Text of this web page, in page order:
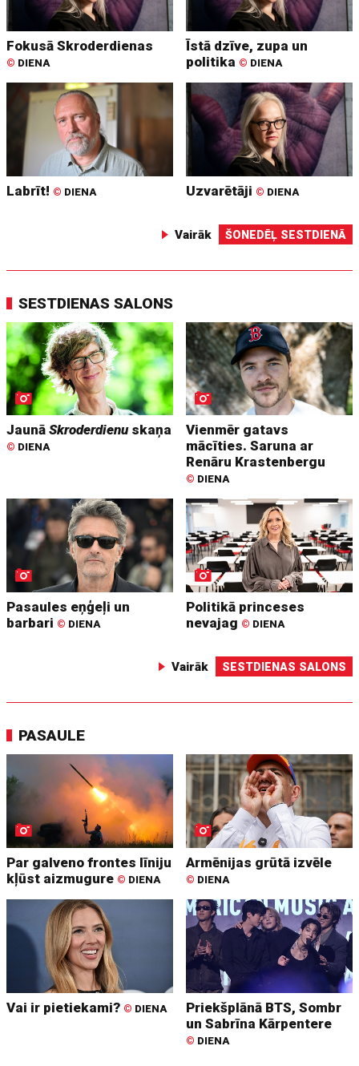
Fokusā Skroderdienas
© DIENA
Īstā dzīve, zupa un
politika © DIENA
Labrīt! © DIENA Uzvarētāji © DIENA
Vairāk ŠONEDĒĻ SESTDIENĀ
SESTDIENAS SALONS
JaunāSkroderdienuskaņa
© DIENA
Vienmēr gatavs
mācīties. Saruna ar
Renāru Krastenbergu
© DIENA
Pasaules eņģeļi un
barbari © DIENA
Politikā princeses
nevajag © DIENA
Vairāk SESTDIENAS SALONS
PASAULE
Par galveno frontes līniju
kļūst aizmugure © DIENA
Armēnijas grūtā izvēle
© DIENA
Vai ir pietiekami? © DIENA
Priekšplānā BTS, Sombr
un Sabrīna Kārpentere
© DIENA